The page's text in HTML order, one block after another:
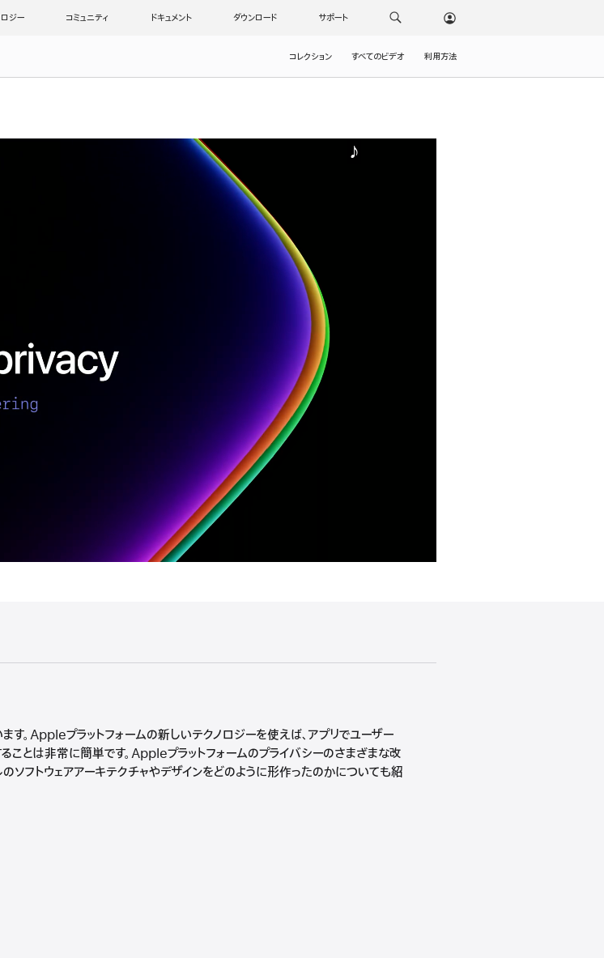
ジー コミュニティ ドキュメント ダウンロード サポート
コレクション すべてのビデオ 利用方法
。Appleプラットフォームの新しいテクノロジーを使えば、アプリでユーザー
とは非常に簡単です。Appleプラットフォームのプライバシーのさまざまな改
フトウェアアーキテクチャやデザインをどのように形作ったのかについても紹